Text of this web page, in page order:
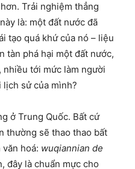
Trải nghiệm thẳng
là: một đất nước đã
tạo quá khứ của nó – liệu
tàn phá hại một đất nước,
nhiều tới mức làm người
sử của mình?
ở Trung Quốc. Bất cứ
thường sẽ thao thao bất
hoá: wuqiannian de
đây là chuẩn mực cho